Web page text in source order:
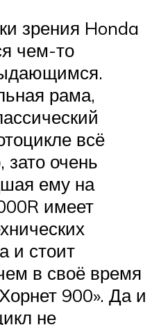
зрения Honda
чем-то
рама,
всё
зато очень
ему на
имеет
и стоит
в своё время
900». Да и
не